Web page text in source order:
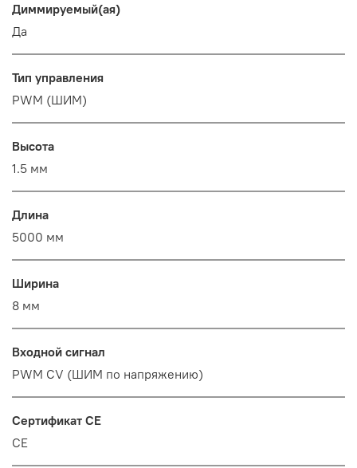
Диммируемый(ая)
Да
Тип управления
PWM (ШИМ)
Высота
1.5 мм
Длина
5000 мм
Ширина
8 мм
Входной сигнал
PWM СV (ШИМ по напряжению)
Сертификат CE
CE